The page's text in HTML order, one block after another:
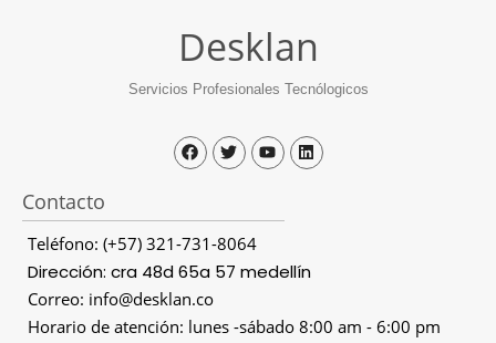
Desklan
Servicios Profesionales Tecnólogicos
Contacto
Teléfono: (+57) 321-731-8064
Dirección: cra 48d 65a 57 medellín
Correo: info@desklan.co
Horario de atención: lunes -sábado 8:00 am - 6:00 pm